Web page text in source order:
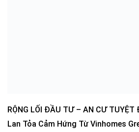
RỘNG LỐI ĐẦU TƯ – AN CƯ
Lan Tỏa Cảm Hứng Từ Vinhomes